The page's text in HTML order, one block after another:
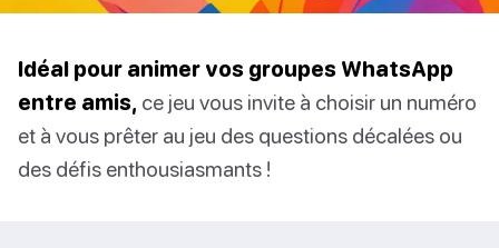
Idéal pour animer vos groupes WhatsApp
entre amis, ce jeu vous invite à choisir un numéro
et à vous prêter au jeu des questions décalées ou
des défis enthousiasmants !